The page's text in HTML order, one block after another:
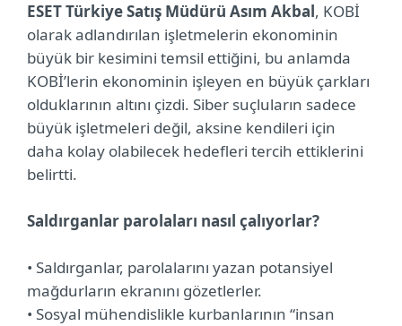
ESET Türkiye Satış Müdürü Asım Akbal, KOBİ
olarak adlandırılan işletmelerin ekonominin
büyük bir kesimini temsil ettiğini, bu anlamda
KOBİ’lerin ekonominin işleyen en büyük çarkları
olduklarının altını çizdi. Siber suçluların sadece
büyük işletmeleri değil, aksine kendileri için
daha kolay olabilecek hedefleri tercih ettiklerini
belirtti.
Saldırganlar parolaları nasıl çalıyorlar?
• Saldırganlar, parolalarını yazan potansiyel
mağdurların ekranını gözetlerler.
• Sosyal mühendislikle kurbanlarının “insan